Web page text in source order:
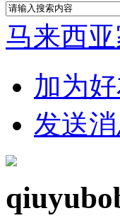
马来西
加为
发送